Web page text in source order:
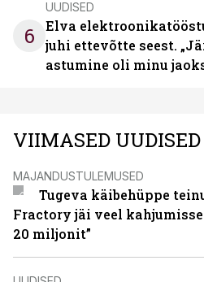
6
UUDISED
Elva
juhi ettevõtte seest.
astumine oli minu
VIIMASED UUDISED
MAJANDUSTULEMUSED
Tugeva käibehüppe
Fractory jäi veel
20 miljonit”